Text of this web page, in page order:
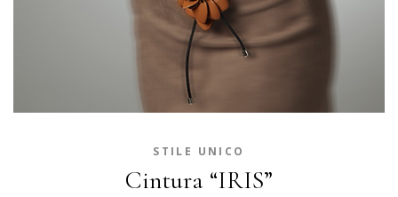
STILE UNICO
Cintura “IRIS”